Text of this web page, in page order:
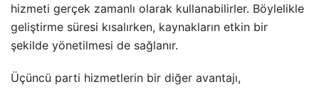
hizmeti gerçek zamanlı olarak kullanabilirler. Böylelikle
geliştirme süresi kısalırken, kaynakların etkin bir
şekilde yönetilmesi de sağlanır.
Üçüncü parti hizmetlerin bir diğer avantajı,